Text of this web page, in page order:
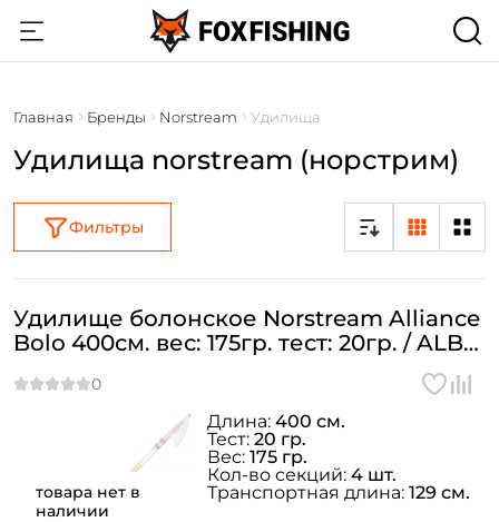
Главная Бренды Norstream Удилища
Удилища norstream (норстрим)
Фильтры
товара нет в
наличии
Удилище болонское Norstream Alliance
Bolo 400см. вес: 175гр. тест: 20гр. / ALB-
Длина: 400 см.
Тест: 20 гр.
Вес: 175 гр.
Кол-во секций: 4 шт.
Транспортная длина: 129 см.